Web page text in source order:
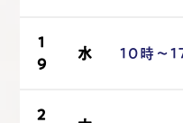
1
9
水 10時～
2